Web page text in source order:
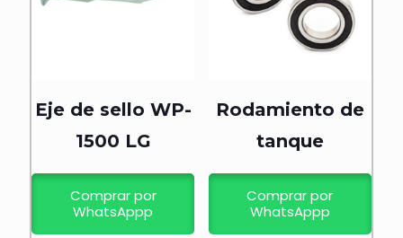
Eje de sello WP-
1500 LG
Comprar por
WhatsAppp
Rodamiento de
tanque
Comprar por
WhatsAppp